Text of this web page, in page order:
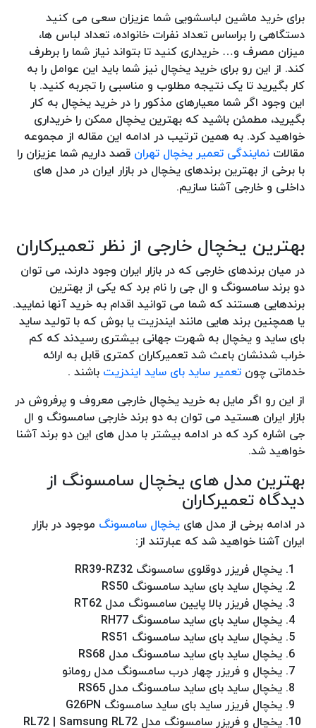
برای خرید ماشین لباسشویی شما عزیزان سعی می کنید
دستگاهی را براساس تعداد نفرات خانواده، تعداد لباس ها،
میزان مصرف و… خریداری کنید تا بتواند نیاز شما را برطرف
کند. از این رو برای خرید یخچال نیز شما باید این عوامل را به
کار بگیرید تا یک نتیجه مطلوب و مناسبی را تجربه کنید. با
این وجود اگر شما معیارهای مذکور را در خرید یخچال به کار
بگیرید، مطمئن باشید که بهترین یخچال ممکن را خریداری
خواهید کرد. به همین ترتیب در ادامه این مقاله از مجموعه
مقالات نمایندگی تعمیر یخچال تهران قصد داریم شما عزیزان را
با برخی از بهترین برندهای یخچال در بازار ایران در مدل های
داخلی و خارجی آشنا سازیم.
بهترین یخچال خارجی از نظر تعمیرکاران
در میان برندهای خارجی که در بازار ایران وجود دارند، می توان
دو برند سامسونگ و ال جی را نام برد که یکی از بهترین
برندهایی هستند که شما می توانید اقدام به خرید آنها نمایید.
یا همچنین برند هایی مانند ایندزیت یا بوش که با تولید ساید
بای ساید و یخچال به شهرت جهانی بیشتری رسیدند که کم
خراب شدنشان باعث شد تعمیرکاران کمتری قابل به ارائه
خدماتی چون تعمیر ساید بای ساید ایندزیت باشند .
از این رو اگر مایل به خرید یخچال خارجی معروف و پرفروش در
بازار ایران هستید می توان به دو برند خارجی سامسونگ و ال
جی اشاره کرد که در ادامه بیشتر با مدل های این دو برند آشنا
خواهید شد.
بهترین مدل های یخچال سامسونگ از
دیدگاه تعمیرکاران
در ادامه برخی از مدل های یخچال سامسونگ موجود در بازار
ایران آشنا خواهید شد که عبارتند از:
یخچال فریزر دوقلوی سامسونگ RR39-RZ32
یخچال ساید بای ساید سامسونگ RS50
یخچال فریزر بالا پایین سامسونگ مدل RT62
یخچال ساید بای ساید سامسونگ RH77
یخچال ساید بای ساید سامسونگ RS51
یخچال ساید بای ساید سامسونگ مدل RS68
یخچال و فریزر چهار درب سامسونگ مدل رومانو
یخچال ساید بای ساید سامسونگ مدل RS65
یخچال فریزر ساید بای ساید سامسونگ G26PN
یخچال و فریزر سامسونگ مدل RL72 | Samsung RL72